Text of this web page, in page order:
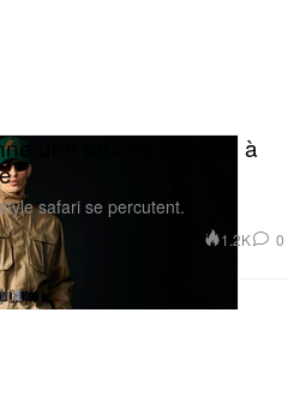
une touche SEASE à
safari se percutent.
1.2K 0